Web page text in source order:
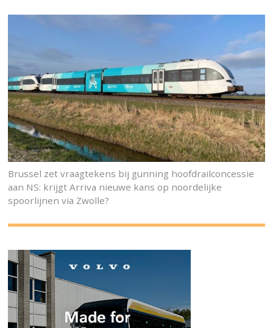
Brussel zet vraagtekens bij gunning hoofdrailconcessie
aan NS: krijgt Arriva nieuwe kans op noordelijke
spoorlijnen via Zwolle?